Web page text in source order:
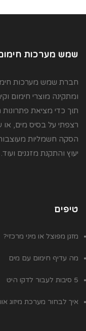
שמש מערכות חימום
חברת שמש מערכות
ומתקינה מוצרי חימום
תוך כדי מציאת פתרונות
רצפתי על בסיס מים,
הסקה חשמליות
יעוץ והתקנת מזגנים
טיפים
מזגן מפוצל או מיני מרכזי?
מה עדיף חימום עם מים
5 סיבות לעבור לדקו היט
איך לבחור מערכת מיזוג